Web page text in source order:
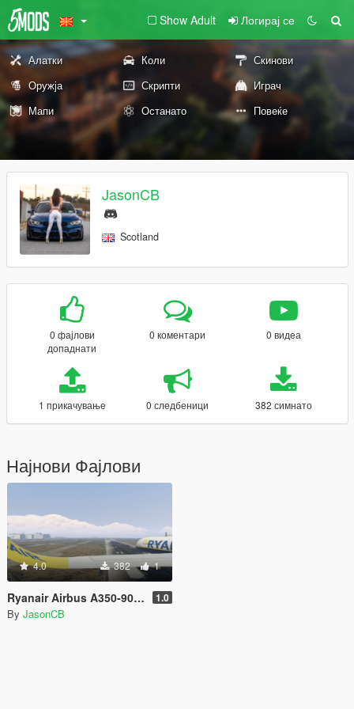
Show Adult Логирај се
Алатки Коли
Скинови
Оружја
Скрипти
Играч
Мапи
Останато Повеќе
JasonCB
Scotland
0 фајлови
допаднати
0 коментари 0 видеа
1 прикачување 0 следбеници 382 симнато
Најнови Фајлови
4.0 382 1
Ryanair Airbus A350-900XWB 1.0
By JasonCB